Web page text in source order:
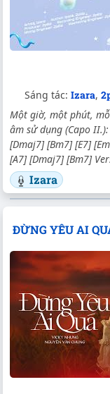
Sáng tác: Izara,
Một giờ, một phút,
âm sử dụng (Capo
[Dmaj7] [Bm7] [E7]
[A7] [Dmaj7] [Bm7]
Izara
ĐỪNG YÊU AI